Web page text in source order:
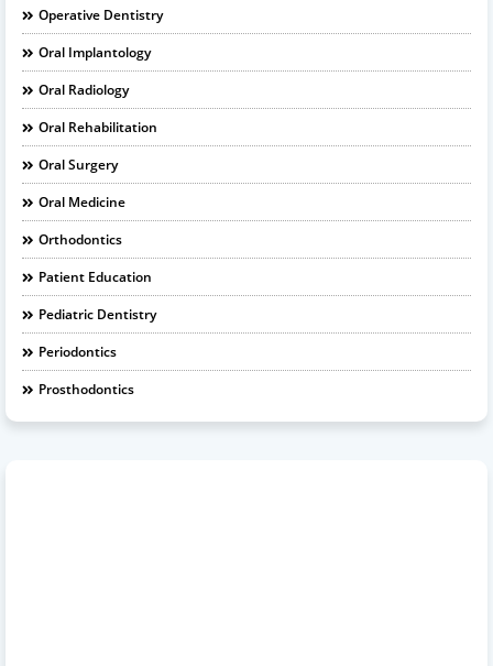
Operative Dentistry
Oral Implantology
Oral Radiology
Oral Rehabilitation
Oral Surgery
Oral Medicine
Orthodontics
Patient Education
Pediatric Dentistry
Periodontics
Prosthodontics